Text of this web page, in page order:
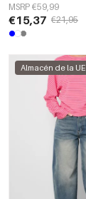
MSRP €59,99
€15,37 €21,95
Almacén de la UE